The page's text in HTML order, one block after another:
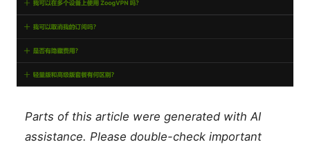
Parts of this article were generated with AI
assistance. Please double-check important